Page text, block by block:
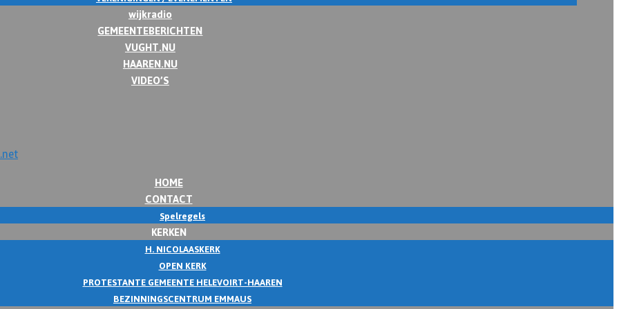
wijkradio
GEMEENTEBERICHTEN
VUGHT.NU
HAAREN.NU
VIDEO’S
HOME
CONTACT
Spelregels
KERKEN
H. NICOLAASKERK
OPEN KERK
PROTESTANTE GEMEENTE HELEVOIRT-HAAREN
BEZINNINGSCENTRUM EMMAUS